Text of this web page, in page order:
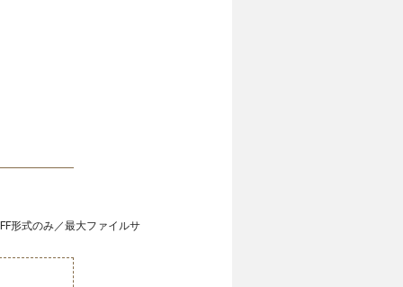
形式のみ／最大ファイルサ